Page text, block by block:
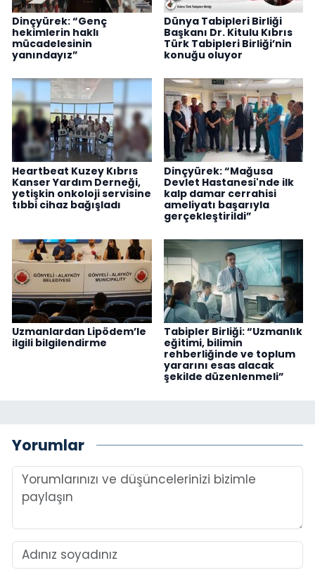
Dinçyürek: “Genç
hekimlerin haklı
mücadelesinin
yanındayız”
Dünya Tabipleri Birliği
Başkanı Dr. Kitulu Kıbrıs
Türk Tabipleri Birliği’nin
konuğu oluyor
Heartbeat Kuzey Kıbrıs
Kanser Yardım Derneği,
yetişkin onkoloji servisine
tıbbi cihaz bağışladı
Dinçyürek: “Mağusa
Devlet Hastanesi'nde ilk
kalp damar cerrahisi
ameliyatı başarıyla
gerçekleştirildi”
Uzmanlardan Lipödem’le
ilgili bilgilendirme
Tabipler Birliği: “Uzmanlık
eğitimi, bilimin
rehberliğinde ve toplum
yararını esas alacak
şekilde düzenlenmeli”
Yorumlar